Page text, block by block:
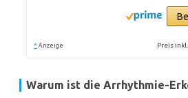
* Anzeige Preis
Warum ist die Arrhythmie-